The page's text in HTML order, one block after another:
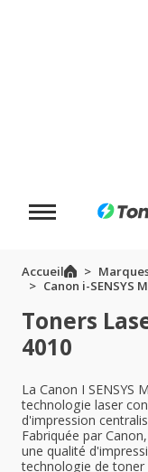
Accueil
Canon i-SENSYS
Toners
4010
La Canon I SENSYS
technologie laser
d'impression
Fabriquée par
une qualité
technologie de